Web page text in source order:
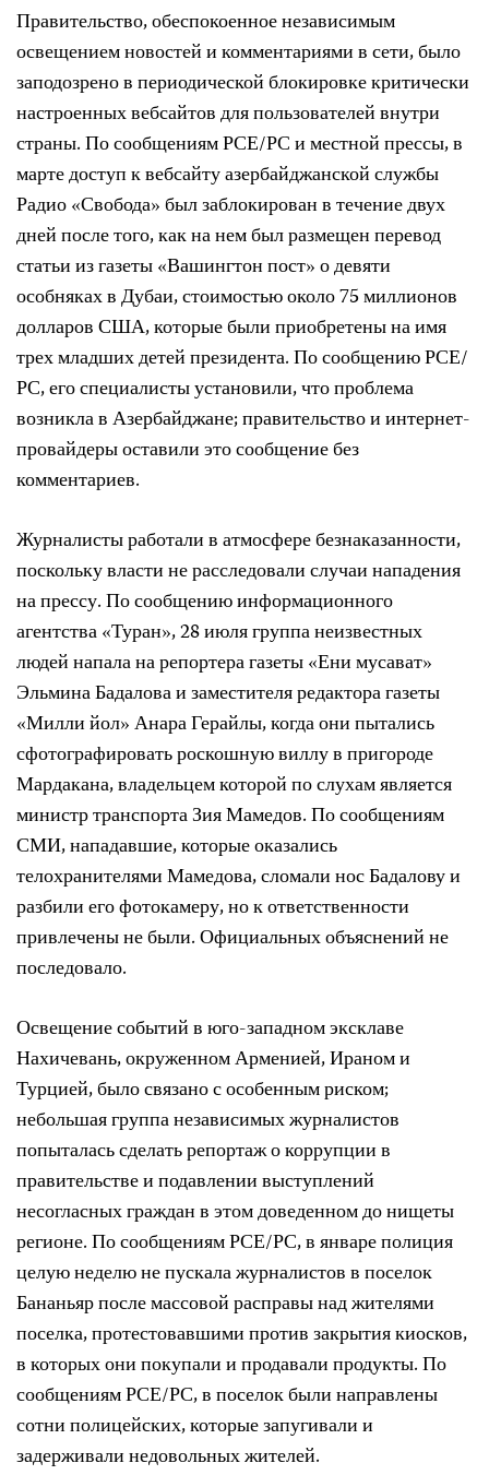
Правительство, обеспокоенное независимым
освещением новостей и комментариями в сети, было
заподозрено в периодической блокировке критически
настроенных вебсайтов для пользователей внутри
страны. По сообщениям РСЕ/РС и местной прессы, в
марте доступ к вебсайту азербайджанской службы
Радио «Свобода» был заблокирован в течение двух
дней после того, как на нем был размещен перевод
статьи из газеты «Вашингтон пост» о девяти
особняках в Дубаи, стоимостью около 75 миллионов
долларов США, которые были приобретены на имя
трех младших детей президента. По сообщению РСЕ/
РС, его специалисты установили, что проблема
возникла в Азербайджане; правительство и интернет-
провайдеры оставили это сообщение без
комментариев.
Журналисты работали в атмосфере безнаказанности,
поскольку власти не расследовали случаи нападения
на прессу. По сообщению информационного
агентства «Туран», 28 июля группа неизвестных
людей напала на репортера газеты «Ени мусават»
Эльмина Бадалова и заместителя редактора газеты
«Милли йол» Анара Герайлы, когда они пытались
сфотографировать роскошную виллу в пригороде
Мардакана, владельцем которой по слухам является
министр транспорта Зия Мамедов. По сообщениям
СМИ, нападавшие, которые оказались
телохранителями Мамедова, сломали нос Бадалову и
разбили его фотокамеру, но к ответственности
привлечены не были. Официальных объяснений не
последовало.
Освещение событий в юго-западном эксклаве
Нахичевань, окруженном Арменией, Ираном и
Турцией, было связано с особенным риском;
небольшая группа независимых журналистов
попыталась сделать репортаж о коррупции в
правительстве и подавлении выступлений
несогласных граждан в этом доведенном до нищеты
регионе. По сообщениям РСЕ/РС, в январе полиция
целую неделю не пускала журналистов в поселок
Бананьяр после массовой расправы над жителями
поселка, протестовавшими против закрытия киосков,
в которых они покупали и продавали продукты. По
сообщениям РСЕ/РС, в поселок были направлены
сотни полицейских, которые запугивали и
задерживали недовольных жителей.